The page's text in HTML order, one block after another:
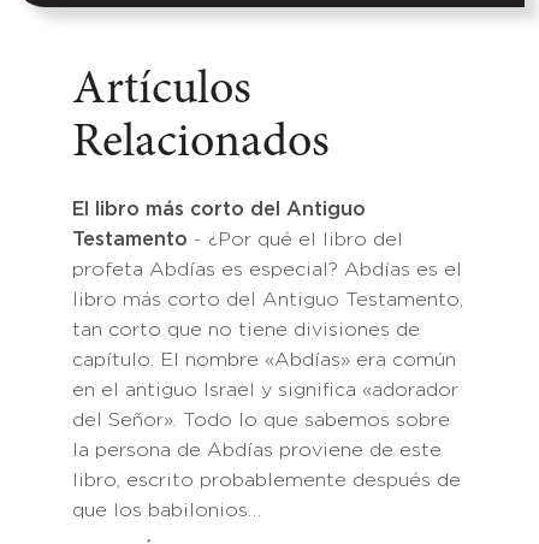
Artículos
Relacionados
El libro más corto del Antiguo
Testamento - ¿Por qué el libro del
profeta Abdías es especial? Abdías es el
libro más corto del Antiguo Testamento,
tan corto que no tiene divisiones de
capítulo. El nombre «Abdías» era común
en el antiguo Israel y significa «adorador
del Señor». Todo lo que sabemos sobre
la persona de Abdías proviene de este
libro, escrito probablemente después de
que los babilonios…